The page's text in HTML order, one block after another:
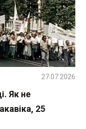
Як не
25
27.07.2026